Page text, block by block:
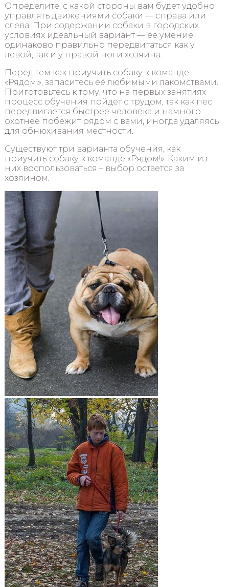
Определите, с какой стороны вам будет удобно
управлять движениями собаки — справа или
слева. При содержании собаки в городских
условиях идеальный вариант — ее умение
одинаково правильно передвигаться как у
левой, так и у правой ноги хозяина.
Перед тем как приучить собаку к команде
«Рядом!», запаситесь её любимыми лакомствами.
Приготовьтесь к тому, что на первых занятиях
процесс обучения пойдет с трудом, так как пес
передвигается быстрее человека и намного
охотнее побежит рядом с вами, иногда удаляясь
для обнюхивания местности.
Существуют три варианта обучения, как
приучить собаку к команде «Рядом!». Каким из
них воспользоваться – выбор остается за
хозяином.